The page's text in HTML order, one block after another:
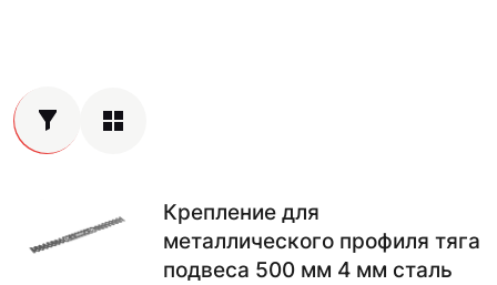
Крепление для
металлического профиля тяга
подвеса 500 мм 4 мм сталь